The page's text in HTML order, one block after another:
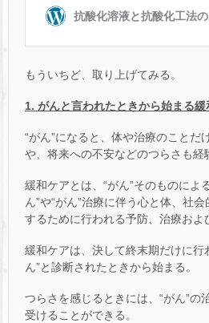
もういちど、取り上げてみる。
1. がんと言われたときから始まる緩
“がん”になると、体や治療のことだ
や、将来への不安などのつらさも経
緩和ケアとは、“がん”そのものによ
ん”や“がん”治療に伴う心と体、社
するために行われる予防、治療およ
緩和ケアは、決して終末期だけに行
ん”と診断されたときから始まる。
つらさを感じるときには、“がん”の
受けることができる。